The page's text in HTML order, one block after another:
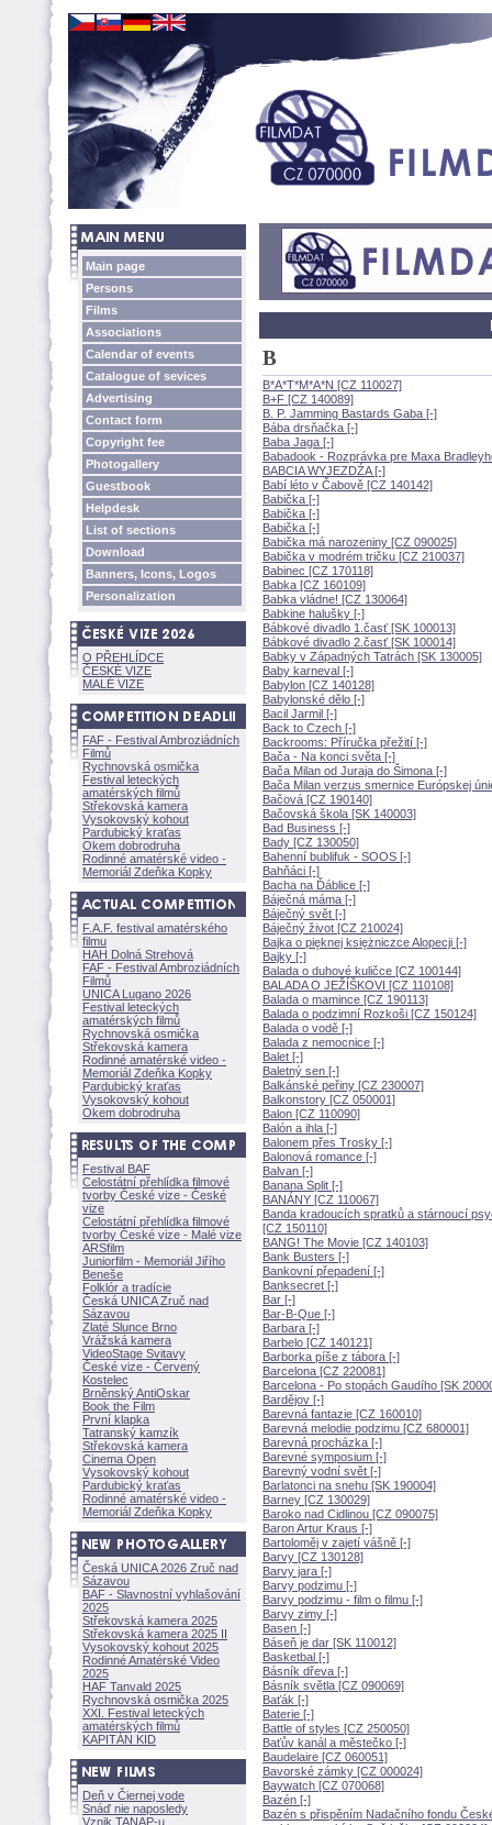
Main page
Persons
Films
Associations
Calendar of events
Catalogue of sevices
Advertising
Contact form
Copyright fee
Photogallery
Guestbook
Helpdesk
List of sections
Download
Banners, Icons, Logos
Personalization
O PŘEHLÍDCE
ČESKÉ VIZE
MALÉ VIZE
FAF - Festival Ambroziádních
Filmů
Rychnovská osmička
Festival leteckých
amatérských filmů
Střekovská kamera
Vysokovský kohout
Pardubický kraťas
Okem dobrodruha
Rodinné amatérské video -
Memoriál Zdeňka Kopky
F.A.F. festival amatérského
filmu
HAH Dolná Strehov
FAF - Festival Ambroziádních
Filmů
UNICA Lugano 2026
Festival leteckých
amatérských filmů
Rychnovská osmička
Střekovská kamera
Rodinné amatérské video -
Memoriál Zdeňka Kopky
Pardubický kraťas
Vysokovský kohout
Okem dobrodruha
Festival BAF
Celostátní přehlídka filmové
tvorby České vize - České
vize
Celostátní přehlídka filmové
tvorby České vize - Malé vize
ARSfilm
Juniorfilm - Memoriál Jiřího
Beneše
Folklór a tradície
Česká UNICA Zruč nad
Sázavou
Zlaté Slunce Brno
Vrážská kamera
VideoStage Svitavy
České vize - Červený
Kostelec
Brněnský AntiOskar
Book the Film
První klapka
Tatranský kamzík
Střekovská kamera
Cinema Open
Vysokovský kohout
Pardubický kraťas
Rodinné amatérské video -
Memoriál Zdeňka Kopky
Česká UNICA 2026 Zruč nad
Sázavou
BAF - Slavnostní vyhlašování
2025
Střekovská kamera 2025
Střekovská kamera 2025 II
Vysokovský kohout 2025
Rodinné Amatérské Video
2025
HAF Tanvald 2025
Rychnovská osmička 2025
XXI. Festival leteckých
amatérských filmů
KAPITÁN KID
Deň v Čiernej vode
Snáď nie naposledy
Vznik TANAP-u
B
B*A*T*M*A*N [CZ 110027]
B+F [CZ 140089]
B. P. Jamming Bastards Gaba [-]
Bába drsňačka [-]
Baba Jaga [-]
Babadook - Rozprávka pre Maxa
BABCIA WYJEZDŹA [-]
Babí léto v Čabově [CZ 140142]
Babička [-]
Babička [-]
Babička [-]
Babička má narozeniny [CZ 090025]
Babička v modrém tričku [CZ 210037]
Babinec [CZ 170118]
Babka [CZ 160109]
Babka vládne! [CZ 130064]
Babkine halušky [-]
Bábkové divadlo 1.časť [SK 100013]
Bábkové divadlo 2.časť [SK 100014]
Babky v Západných Tatrách [SK 130005]
Baby karneval [-]
Babylon [CZ 140128]
Babylonské dělo [-]
Bacil Jarmil [-]
Back to Czech [-]
Backrooms: Příručka přežití [-]
Bača - Na konci světa [-]
Bača Milan od Juraja do Šimona [-]
Bača Milan verzus smernice Európskej
Bačová [CZ 190140]
Bačovská škola [SK 140003]
Bad Business [-]
Bady [CZ 130050]
Bahenní bublifuk - SOOS [-]
Bahňáci [-]
Bacha na Ďáblice [-]
Báječná máma [-]
Báječný svět [-]
Báječný život [CZ 210024]
Bajka o pięknej księżniczce Alopecji [-]
Bajky [-]
Balada o duhové kuličce [CZ 100144]
BALADA O JEŽÍŠKOVI [CZ 110108]
Balada o mamince [CZ 190113]
Balada o podzimní Rozkoši [CZ 150124]
Balada o vodě [-]
Balada z nemocnice [-]
Balet [-]
Baletný sen [-]
Balkánské peřiny [CZ 230007]
Balkonstory [CZ 050001]
Balon [CZ 110090]
Balón a ihla [-]
Balonem přes Trosky [-]
Balonová romance [-]
Balvan [-]
Banana Split [-]
BANÁNY [CZ 110067]
Banda kradoucích spratků a stárnoucí
[CZ 150110]
BANG! The Movie [CZ 140103]
Bank Busters [-]
Bankovní přepadení [-]
Banksecret [-]
Bar [-]
Bar-B-Que [-]
Barbara [-]
Barbelo [CZ 140121]
Barborka píše z tábora [-]
Barcelona [CZ 220081]
Barcelona - Po stopách Gaudího [SK
Bardějov [-]
Barevná fantazie [CZ 160010]
Barevná melodie podzimu [CZ 680001]
Barevná procházka [-]
Barevné symposium [-]
Barevný vodní svět [-]
Barlatonci na snehu [SK 190004]
Barney [CZ 130029]
Baroko nad Cidlinou [CZ 090075]
Baron Artur Kraus [-]
Bartoloměj v zajetí vášně [-]
Barvy [CZ 130128]
Barvy jara [-]
Barvy podzimu [-]
Barvy podzimu - film o filmu [-]
Barvy zimy [-]
Basen [-]
Báseň je dar [SK 110012]
Basketbal [-]
Básník dřeva [-]
Básník světla [CZ 090069]
Baťák [-]
Baterie [-]
Battle of styles [CZ 250050]
Baťův kanál a městečko [-]
Baudelaire [CZ 060051]
Bavorské zámky [CZ 000024]
Baywatch [CZ 070068]
Bazén [-]
Bazén s přispěním Nadačního fondu